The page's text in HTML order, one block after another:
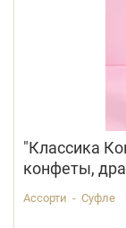
"Классика
конфеты,
Ассорти - Суфле